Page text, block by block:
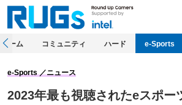
ホーム コミュニティ ハード e-Sports
2023年最も視聴されたeスポー
e-Sports ニュース